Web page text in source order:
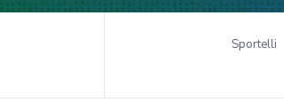
Sportelli